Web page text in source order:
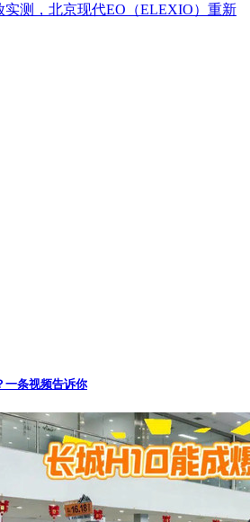
实测，北京现代EO（ELEXIO）重新
一条视频告诉你